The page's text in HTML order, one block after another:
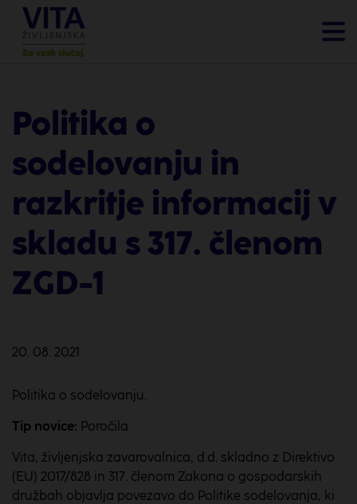
Politika o
sodelovanju in
razkritje informacij v
skladu s 317. členom
ZGD-1
20. 08. 2021
Politika o sodelovanju.
Tip novice: Poročila
Vita, življenjska zavarovalnica, d.d. skladno z Direktivo
(EU) 2017/828 in 317. členom Zakona o gospodarskih
družbah objavlja povezavo do Politike sodelovanja, ki